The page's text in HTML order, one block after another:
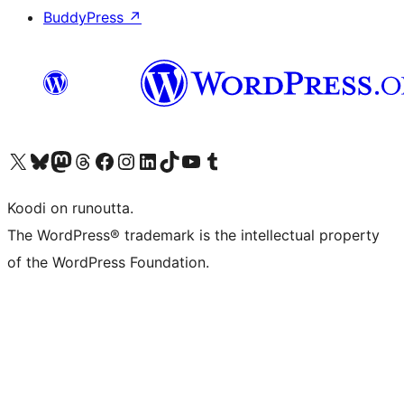
BuddyPress ↗
Visit our X (formerly Twitter) account
Visit our Bluesky account
Visit our Mastodon account
Visit our Threads account
Visit our Facebook page
Visit our Instagram account
Visit our LinkedIn account
Visit our TikTok account
Näytä YouTube-kanava
Visit our Tumblr account
Koodi on runoutta.
The WordPress® trademark is the intellectual property
of the WordPress Foundation.